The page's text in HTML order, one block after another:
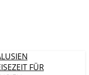
FÜR